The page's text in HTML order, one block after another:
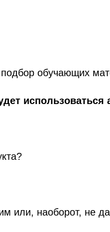
подбор обучающих
использоваться
или, наоборот, не